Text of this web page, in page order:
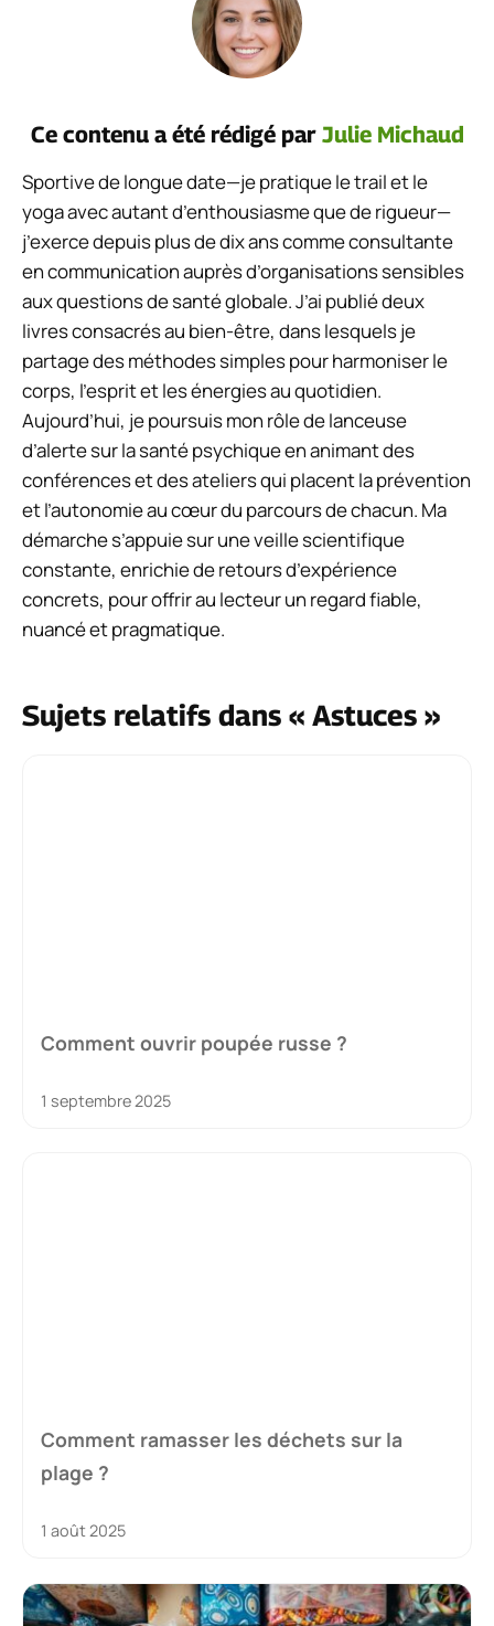
Ce contenu a été rédigé par Julie Michaud
Sportive de longue date—je pratique le trail et le
yoga avec autant d’enthousiasme que de rigueur—
j’exerce depuis plus de dix ans comme consultante
en communication auprès d’organisations sensibles
aux questions de santé globale. J’ai publié deux
livres consacrés au bien-être, dans lesquels je
partage des méthodes simples pour harmoniser le
corps, l’esprit et les énergies au quotidien.
Aujourd’hui, je poursuis mon rôle de lanceuse
d’alerte sur la santé psychique en animant des
conférences et des ateliers qui placent la prévention
et l’autonomie au cœur du parcours de chacun. Ma
démarche s’appuie sur une veille scientifique
constante, enrichie de retours d’expérience
concrets, pour offrir au lecteur un regard fiable,
nuancé et pragmatique.
Sujets relatifs dans « Astuces »
Comment ouvrir poupée russe ?
1 septembre 2025
Comment ramasser les déchets sur la
plage ?
1 août 2025